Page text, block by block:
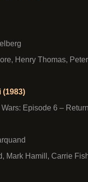
Henry Thomas,
(1983)
Episode 6 –
Mark Hamill, Carrie